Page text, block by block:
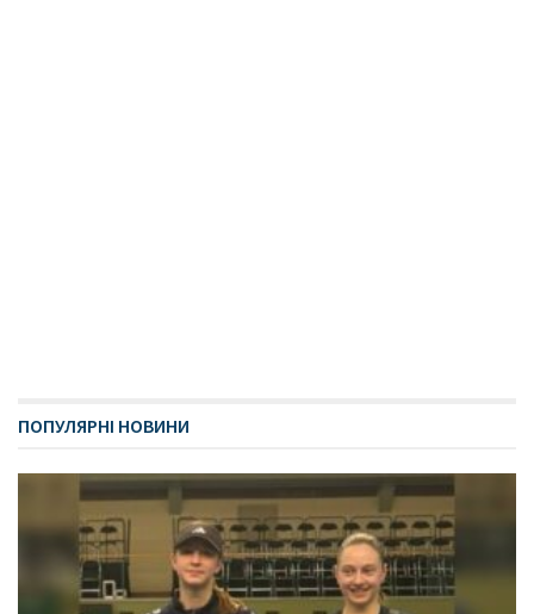
ПОПУЛЯРНІ НОВИНИ